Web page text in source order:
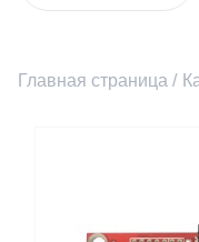
Главная страница /